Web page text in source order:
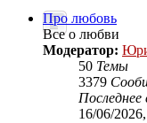
Про любовь
Все о любви
Модератор:
50 Темы
3379
Последнее
16/06/